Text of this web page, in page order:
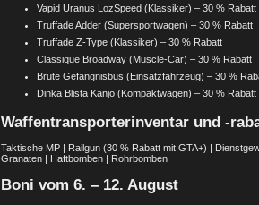
Vapid Uranus LozSpeed (Klassiker) – 30 % Rabatt
Truffade Adder (Supersportwagen) – 30 % Rabatt
Truffade Z-Type (Klassiker) – 30 % Rabatt
Classique Broadway (Muscle-Car) – 30 % Rabatt
Brute Gefängnisbus (Einsatzfahrzeug) – 30 %
Dinka Blista Kanjo (Kompaktwagen) – 30 % Rabatt
Waffentransporterinventar und -
Taktische MP | Railgun (30 % Rabatt mit GTA+) |
Granaten | Haftbomben | Rohrbomben
Boni vom 6. – 12. August